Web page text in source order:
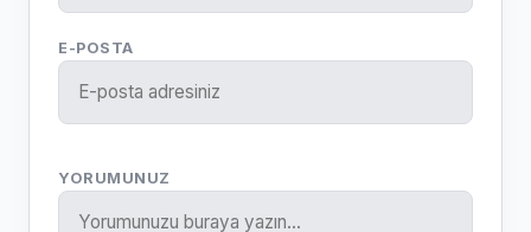
E-POSTA
YORUMUNUZ